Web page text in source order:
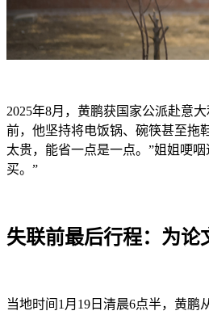
2025年8月，黄鹏获国家公派赴意
前，他坚持将电饭锅、碗筷甚至拖
太贵，能省一点是一点。”姐姐哽
买。”
失联前最后行程：为论
当地时间1月19日清晨6点半，黄鹏